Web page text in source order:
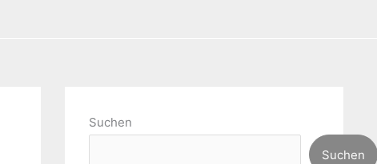
Suchen
Suchen